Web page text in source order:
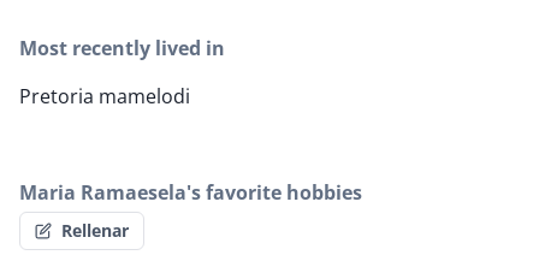
Most recently lived in
Pretoria mamelodi
Maria Ramaesela's favorite hobbies
Rellenar